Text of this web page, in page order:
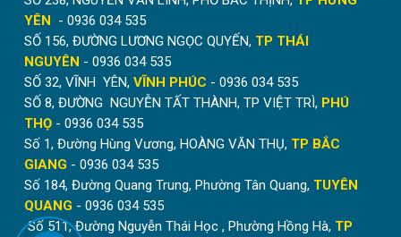
YÊN - 0936 034 535
SỐ 156, ĐƯỜNG LƯƠNG NGỌC QUYẾN, TP THÁI
NGUYÊN - 0936 034 535
SỐ 32, VĨNH YÊN, VĨNH PHÚC - 0936 034 535
SỐ 8, ĐƯỜNG NGUYỄN TẤT THÀNH, TP VIỆT TRÌ, PHÚ
THỌ - 0936 034 535
Số 1, Đường Hùng Vương, HOÀNG VĂN THỤ, TP BẮC
GIANG - 0936 034 535
Số 184, Đường Quang Trung, Phường Tân Quang, TUYÊN
QUANG - 0936 034 535
Số 511, Đường Nguyễn Thái Học , Phường Hồng Hà, TP